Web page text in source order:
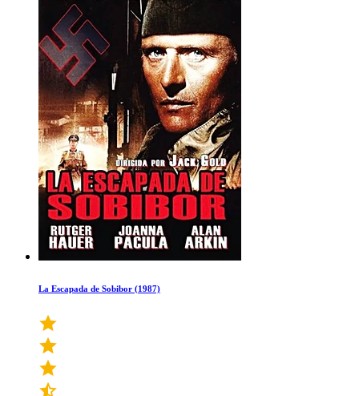
La Escapada de Sobibor (1987)